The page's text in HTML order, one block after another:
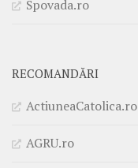
Spovada.ro
RECOMANDĂRI
ActiuneaCatolica.ro
AGRU.ro